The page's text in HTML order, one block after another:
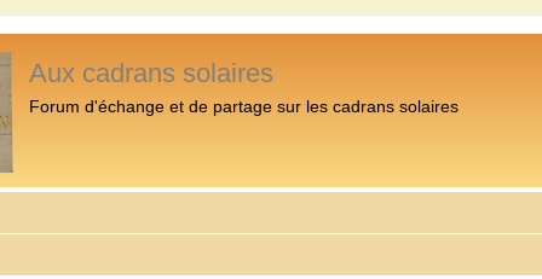
Aux cadrans solaires
Forum d'échange et de partage sur les cadrans solaires